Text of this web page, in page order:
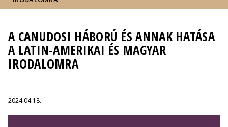
A CANUDOSI HÁBORÚ ÉS ANNAK HATÁSA
A LATIN-AMERIKAI ÉS MAGYAR
IRODALOMRA
2024.04.18.